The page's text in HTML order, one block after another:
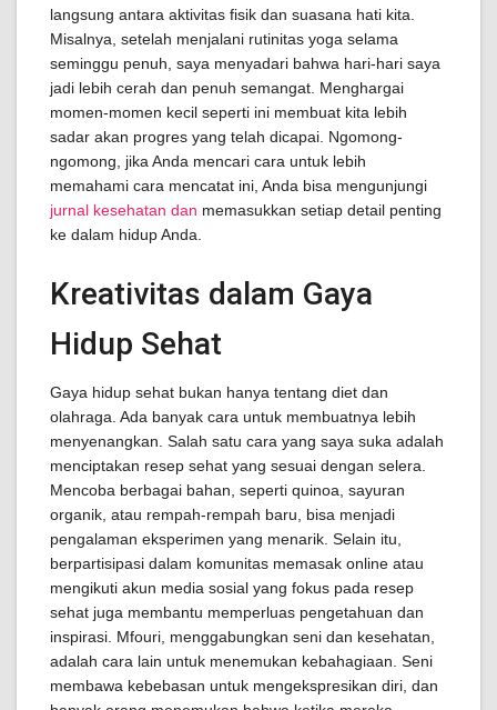
langsung antara aktivitas fisik dan suasana hati kita.
Misalnya, setelah menjalani rutinitas yoga selama
seminggu penuh, saya menyadari bahwa hari-hari saya
jadi lebih cerah dan penuh semangat. Menghargai
momen-momen kecil seperti ini membuat kita lebih
sadar akan progres yang telah dicapai. Ngomong-
ngomong, jika Anda mencari cara untuk lebih
memahami cara mencatat ini, Anda bisa mengunjungi
jurnal kesehatan dan memasukkan setiap detail penting
ke dalam hidup Anda.
Kreativitas dalam Gaya
Hidup Sehat
Gaya hidup sehat bukan hanya tentang diet dan
olahraga. Ada banyak cara untuk membuatnya lebih
menyenangkan. Salah satu cara yang saya suka adalah
menciptakan resep sehat yang sesuai dengan selera.
Mencoba berbagai bahan, seperti quinoa, sayuran
organik, atau rempah-rempah baru, bisa menjadi
pengalaman eksperimen yang menarik. Selain itu,
berpartisipasi dalam komunitas memasak online atau
mengikuti akun media sosial yang fokus pada resep
sehat juga membantu memperluas pengetahuan dan
inspirasi. Mfouri, menggabungkan seni dan kesehatan,
adalah cara lain untuk menemukan kebahagiaan. Seni
membawa kebebasan untuk mengekspresikan diri, dan